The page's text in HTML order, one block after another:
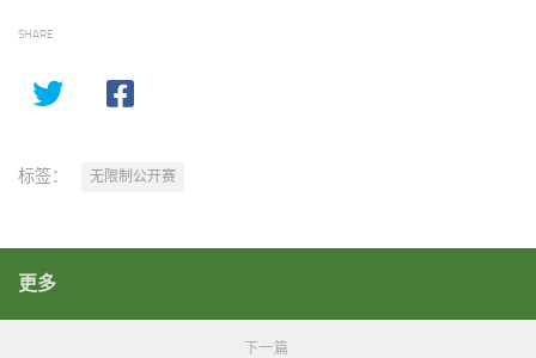
SHARE
标签： 无限制公开赛
更多
下一篇